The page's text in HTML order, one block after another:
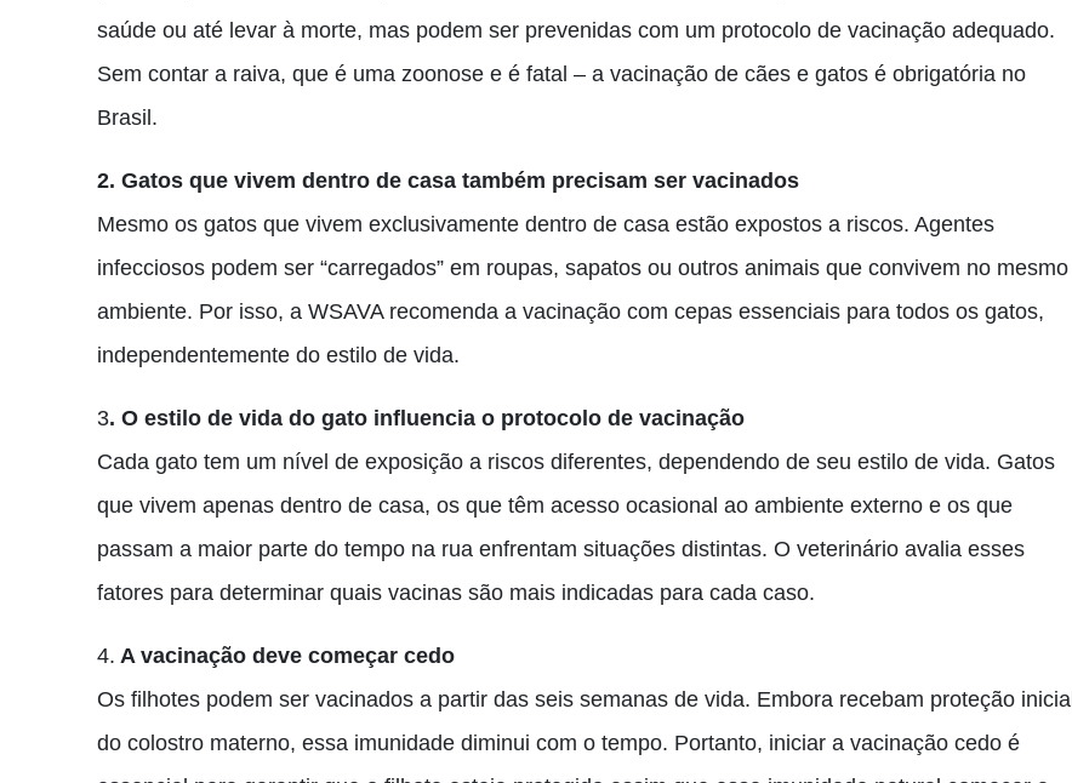
saúde ou até levar à morte, mas podem ser prevenidas com um protocolo de vacinação adequado.
Sem contar a raiva, que é uma zoonose e é fatal – a vacinação de cães e gatos é obrigatória no
Brasil.
2. Gatos que vivem dentro de casa também precisam ser vacinados
Mesmo os gatos que vivem exclusivamente dentro de casa estão expostos a riscos. Agentes
infecciosos podem ser “carregados” em roupas, sapatos ou outros animais que convivem no mesmo
ambiente. Por isso, a WSAVA recomenda a vacinação com cepas essenciais para todos os gatos,
independentemente do estilo de vida.
3. O estilo de vida do gato influencia o protocolo de vacinação
Cada gato tem um nível de exposição a riscos diferentes, dependendo de seu estilo de vida. Gatos
que vivem apenas dentro de casa, os que têm acesso ocasional ao ambiente externo e os que
passam a maior parte do tempo na rua enfrentam situações distintas. O veterinário avalia esses
fatores para determinar quais vacinas são mais indicadas para cada caso.
4. A vacinação deve começar cedo
Os filhotes podem ser vacinados a partir das seis semanas de vida. Embora recebam proteção inicial
do colostro materno, essa imunidade diminui com o tempo. Portanto, iniciar a vacinação cedo é